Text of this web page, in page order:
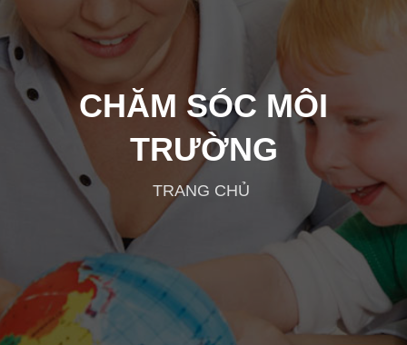
CHĂM SÓC MÔI
TRƯỜNG
TRANG CHỦ